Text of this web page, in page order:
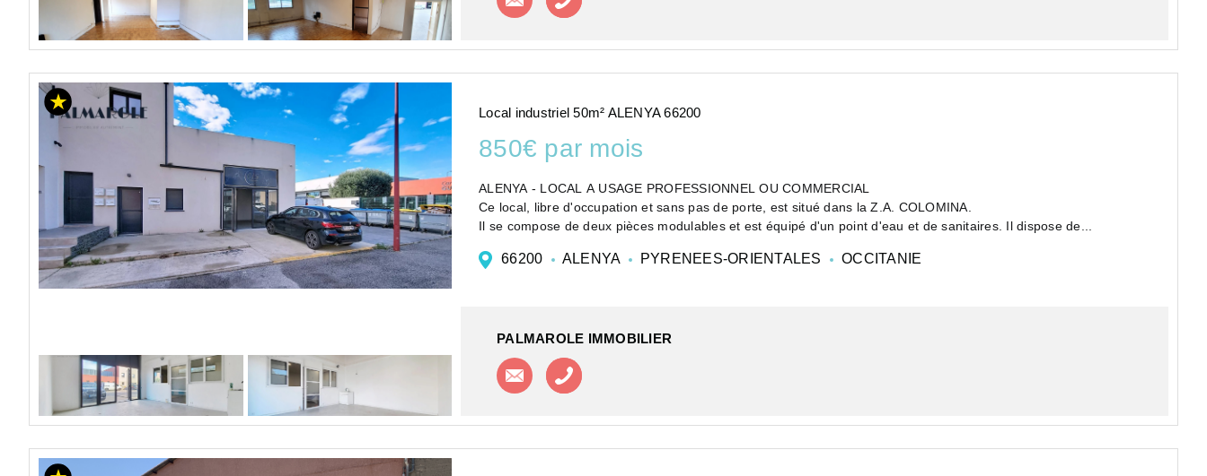
Local industriel 50m² ALENYA 66200
850€ par mois
ALENYA - LOCAL A USAGE PROFESSIONNEL OU COMMERCIAL
Ce local, libre d'occupation et sans pas de porte, est situé dans la Z.A. COLOMINA.
Il se compose de deux pièces modulables et est équipé d'un point d'eau et de sanitaires. Il dispose de...
66200 ALENYA PYRENEES-ORIENTALES OCCITANIE
PALMAROLE IMMOBILIER
Contacter l'agence